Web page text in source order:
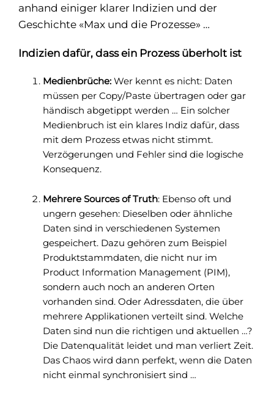
anhand einiger klarer Indizien und der
Geschichte «Max und die Prozesse» …
Indizien dafür, dass ein Prozess überholt ist
Medienbrüche: Wer kennt es nicht: Daten
müssen per Copy/Paste übertragen oder gar
händisch abgetippt werden … Ein solcher
Medienbruch ist ein klares Indiz dafür, dass
mit dem Prozess etwas nicht stimmt.
Verzögerungen und Fehler sind die logische
Konsequenz.
Mehrere Sources of Truth: Ebenso oft und
ungern gesehen: Dieselben oder ähnliche
Daten sind in verschiedenen Systemen
gespeichert. Dazu gehören zum Beispiel
Produktstammdaten, die nicht nur im
Product Information Management (PIM),
sondern auch noch an anderen Orten
vorhanden sind. Oder Adressdaten, die über
mehrere Applikationen verteilt sind. Welche
Daten sind nun die richtigen und aktuellen …?
Die Datenqualität leidet und man verliert Zeit.
Das Chaos wird dann perfekt, wenn die Daten
nicht einmal synchronisiert sind …